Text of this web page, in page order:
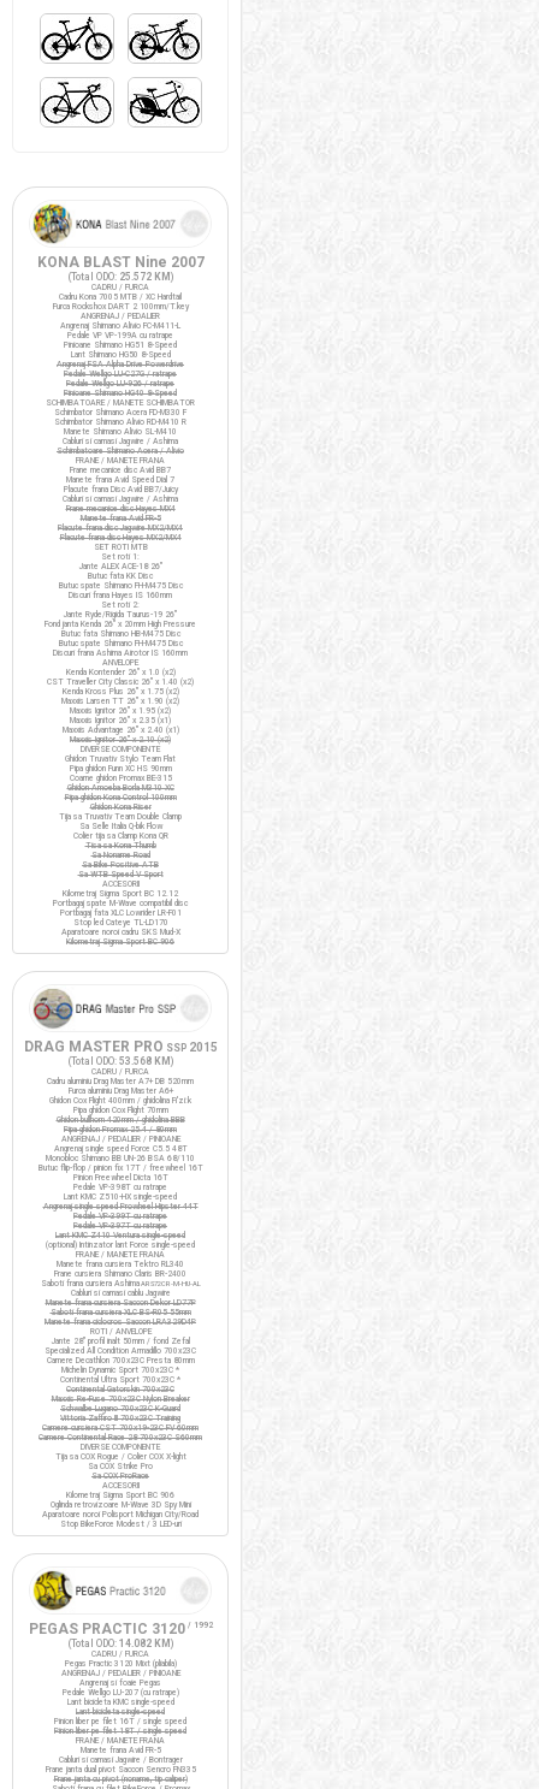
KONA BLAST Nine 2007
(Total ODO: 25.572 KM )
CADRU / FURCA
Cadru Kona 7005 MTB / XC Hardtail
Furca Rockshox DART 2 100mm/T.key
ANGRENAJ / PEDALIER
Angrenaj Shimano Alivio FC-M411-L
Pedale VP VP-199A cu ratrape
Pinioane Shimano HG51 8-Speed
Lant Shimano HG50 8-Speed
Angrenaj FSA Alpha Drive Powerdrive
Pedale Wellgo LU-C27G / ratrape
Pedale Wellgo LU-926 / ratrape
Pinioane Shimano HG40 8-Speed
SCHIMBATOARE / MANETE SCHIMBATOR
Schimbator Shimano Acera FD-M330 F
Schimbator Shimano Alivio RD-M410 R
Manete Shimano Alivio SL-M410
Cabluri si camasi Jagwire / Ashima
Schimbatoare Shimano Acera / Alivio
FRANE / MANETE FRANA
Frane mecanice disc Avid BB7
Manete frana Avid Speed Dial 7
Placute frana Disc Avid BB7/Juicy
Cabluri si camasi Jagwire / Ashima
Frane mecanice disc Hayes MX4
Manete frana Avid FR-5
Placute frana disc Jagwire MX2/MX4
Placute frana disc Hayes MX2/MX4
SET ROTI MTB
Set roti 1:
Jante ALEX ACE-18 26"
Butuc fata KK Disc
Butuc spate Shimano FH-M475 Disc
Discuri frana Hayes IS 160mm
Set roti 2:
Jante Ryde/Rigida Taurus-19 26"
Fond janta Kenda 26" x 20mm High Pressure
Butuc fata Shimano HB-M475 Disc
Butuc spate Shimano FH-M475 Disc
Discuri frana Ashima Airotor IS 160mm
ANVELOPE
Kenda Kontender 26" x 1.0 (x2)
CST Traveller City Classic 26" x 1.40 (x2)
Kenda Kross Plus 26" x 1.75 (x2)
Maxxis Larsen TT 26" x 1.90 (x2)
Maxxis Ignitor 26" x 1.95 (x2)
Maxxis Ignitor 26" x 2.35 (x1)
Maxxis Advantage 26" x 2.40 (x1)
Maxxis Ignitor 26" x 2.10 (x2)
DIVERSE COMPONENTE
Ghidon Truvativ Stylo Team Flat
Pipa ghidon Funn XC HS 90mm
Coarne ghidon Promax BE-315
Ghidon Amoeba Borla M310 XC
Pipa ghidon Kona Control 100mm
Ghidon Kona Riser
Tija sa Truvativ Team Double Clamp
Sa Selle Italia Q-bik Flow
Colier tija sa Clamp Kona QR
Tisa sa Kona Thumb
Sa Noname Road
Sa Bike Positive ATB
Sa WTB Speed V Sport
ACCESORII
Kilometraj Sigma Sport BC 12.12
Portbagaj spate M-Wave compatibil disc
Portbagaj fata XLC Lowrider LR-F01
Stop led Cateye TL-LD170
Aparatoare noroi cadru SKS Mud-X
Kilometraj Sigma Sport BC 906
DRAG MASTER PRO SSP 2015
(Total ODO: 53.568 KM )
CADRU / FURCA
Cadru aluminiu Drag Master A7+ DB 520mm
Furca aluminiu Drag Master A6+
Ghidon Cox Flight 400mm / ghidolina Fi'zi:k
Pipa ghidon Cox Flight 70mm
Ghidon bullhorn 420mm / ghidolina BBB
Pipa ghidon Promax 25.4 / 80mm
ANGRENAJ / PEDALIER / PINIOANE
Angrenaj single speed Force C5.5 48T
Monobloc Shimano BB UN-26 BSA 68/110
Butuc flip-flop / pinion fix 17T / freewheel 16T
Pinion Freewheel Dicta 16T
Pedale VP-398T cu ratrape
Lant KMC Z510-HX single-speed
Angrenaj single speed Prowheel Hipster 44T
Pedale VP-399T cu ratrape
Pedale VP-397T cu ratrape
Lant KMC Z410 Ventura single-speed
(optional) Intinzator lant Force single-speed
FRANE / MANETE FRANA
Manete frana cursiera Tektro RL340
Frane cursiera Shimano Claris BR-2400
Saboti frana cursiera AshimaARS72CR-M-HU-AL
Cabluri si camasi cablu Jagwire
Manete frana cursiera Saccon Dekor LD77P
Saboti frana cursiera XLC BS-R05 55mm
Manete frana ciclocros Saccon LRA329D4P
ROTI / ANVELOPE
Jante 28" profil inalt 50mm / fond Zefal
Specialized All Condition Armadillo 700x23C
Camere Decathlon 700x23C Presta 80mm
Michelin Dynamic Sport 700x23C *
Continental Ultra Sport 700x23C *
Continental Gatorskin 700x23C
Maxxis Re-Fuse 700x23C Nylon Breaker
Schwalbe Lugano 700x23C K-Guard
Vittoria Zaffiro III 700x23C Training
Camere cursiera CST 700x19-23C FV 60mm
Camere Continental Race 28 700x23C S60mm
DIVERSE COMPONENTE
Tija sa COX Rogue / Colier COX X-light
Sa COX Strike Pro
Sa COX ProRace
ACCESORII
Kilometraj Sigma Sport BC 906
Oglinda retrovizoare M-Wave 3D Spy Mini
Aparatoare noroi Polisport Michigan City/Road
Stop BikeForce Modest / 3 LED-uri
PEGAS PRACTIC 3120/ 1992
(Total ODO: 14.082 KM )
CADRU / FURCA
Pegas Practic 3120 Mixt (pliabila)
ANGRENAJ / PEDALIER / PINIOANE
Angrenaj si foaie Pegas
Pedale Wellgo LU-207 (cu ratrape)
Lant bicicleta KMC single-speed
Lant bicicleta single-speed
Pinion liber pe filet 16T / single speed
Pinion liber pe filet 18T / single speed
FRANE / MANETE FRANA
Manete frana Avid FR-5
Cabluri si camasi Jagwire / Bontrager
Frane janta dual pivot Saccon Sencro FN335
Frane janta cu pivot (noname, tip caliper)